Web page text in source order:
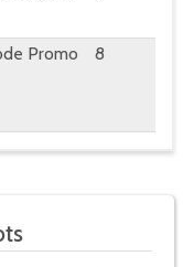
Promo 8